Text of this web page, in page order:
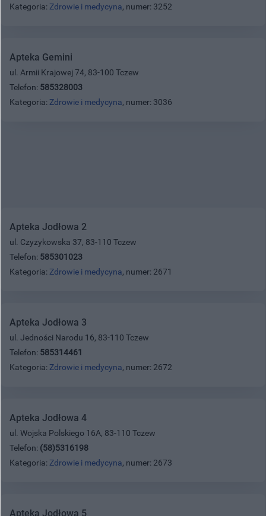
Kategoria: Zdrowie i medycyna, numer: 3252
Apteka Gemini
ul. Armii Krajowej 74, 83-100 Tczew
Telefon: 585328003
Kategoria: Zdrowie i medycyna, numer: 3036
Apteka Jodłowa 2
ul. Czyzykowska 37, 83-110 Tczew
Telefon: 585301023
Kategoria: Zdrowie i medycyna, numer: 2671
Apteka Jodłowa 3
ul. Jedności Narodu 16, 83-110 Tczew
Telefon: 585314461
Kategoria: Zdrowie i medycyna, numer: 2672
Apteka Jodłowa 4
ul. Wojska Polskiego 16A, 83-110 Tczew
Telefon: (58)5316198
Kategoria: Zdrowie i medycyna, numer: 2673
Apteka Jodłowa 5